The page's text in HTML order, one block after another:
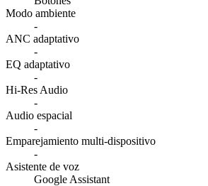
Modo ambiente
-
ANC adaptativo
-
EQ adaptativo
-
Hi-Res Audio
-
Audio espacial
-
Emparejamiento multi-dispositivo
-
Asistente de voz
Google Assistant